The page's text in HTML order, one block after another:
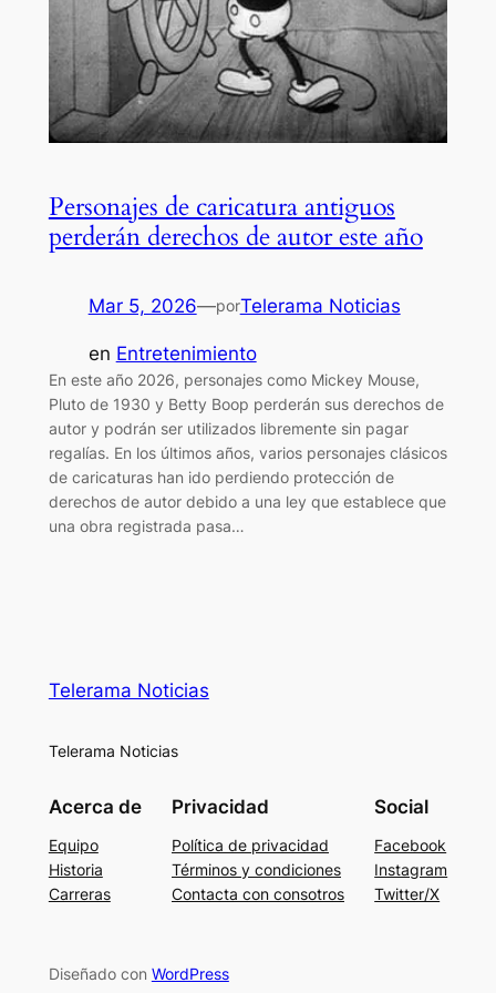
Personajes de caricatura antiguos
perderán derechos de autor este año
Mar 5, 2026—porTelerama Noticias
en Entretenimiento
En este año 2026, personajes como Mickey Mouse,
Pluto de 1930 y Betty Boop perderán sus derechos de
autor y podrán ser utilizados libremente sin pagar
regalías. En los últimos años, varios personajes clásicos
de caricaturas han ido perdiendo protección de
derechos de autor debido a una ley que establece que
una obra registrada pasa…
Telerama Noticias
Telerama Noticias
Acerca de
Equipo
Historia
Carreras
Privacidad
Política de privacidad
Términos y condiciones
Contacta con consotros
Social
Facebook
Instagram
Twitter/X
Diseñado con WordPress